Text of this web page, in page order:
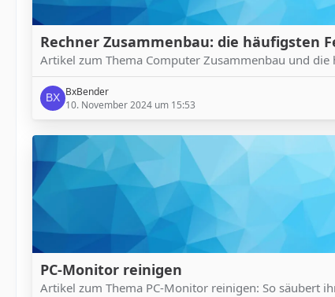
Rechner Zusammenbau: die häufigsten
Artikel zum Thema Computer Zusammenbau und die
BxBender
10. November 2024 um 15:53
PC-Monitor reinigen
Artikel zum Thema PC-Monitor reinigen: So säubert